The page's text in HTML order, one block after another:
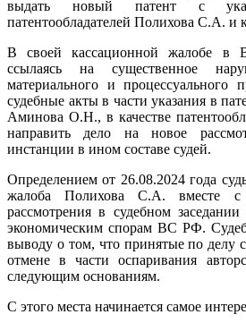
выдать новый патент с
патентообладателей Полихова С.А. и
В своей кассационной жалобе
ссылаясь на существенное
материального и процессуального
судебные акты в части указания в
Аминова О.Н., в качестве
направить дело на новое
инстанции в ином составе судей.
Определением от 26.08.2024 года
жалоба Полихова С.А. вместе с
рассмотрения в судебном
экономическим спорам ВС РФ.
выводу о том, что принятые по делу
отмене в части оспаривания
следующим основаниям.
С этого места начинается самое